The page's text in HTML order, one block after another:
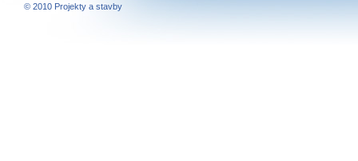
© 2010 Projekty a stavby